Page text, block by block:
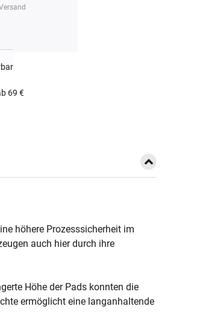
69 €
höhere Prozesssicherheit im
auch hier durch ihre
Höhe der Pads konnten die
ermöglicht eine langanhaltende